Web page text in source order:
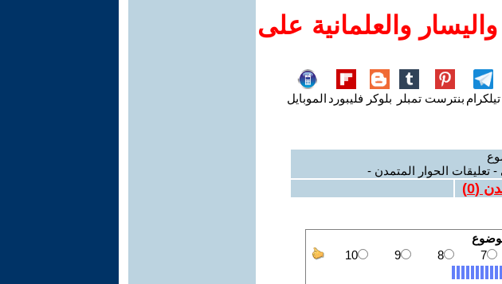
والعلمانية على
تيلكرام بنترست تمبلر بلوكر فليبورد الموبايل
تعليقات الحوار المتمدن -
(
0
)